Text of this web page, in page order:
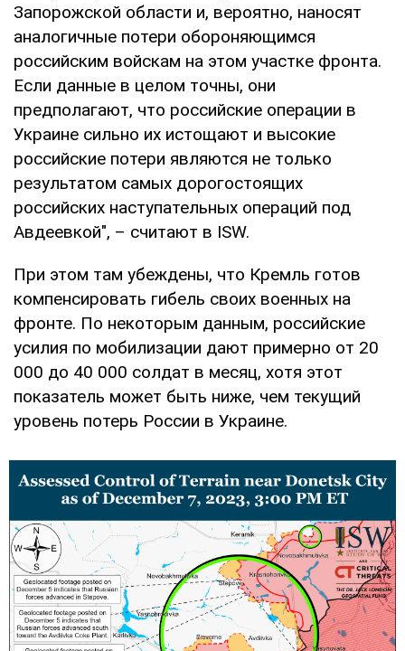
Запорожской области и, вероятно, наносят
аналогичные потери обороняющимся
российским войскам на этом участке фронта.
Если данные в целом точны, они
предполагают, что российские операции в
Украине сильно их истощают и высокие
российские потери являются не только
результатом самых дорогостоящих
российских наступательных операций под
Авдеевкой", – считают в ISW.
При этом там убеждены, что Кремль готов
компенсировать гибель своих военных на
фронте. По некоторым данным, российские
усилия по мобилизации дают примерно от 20
000 до 40 000 солдат в месяц, хотя этот
показатель может быть ниже, чем текущий
уровень потерь России в Украине.